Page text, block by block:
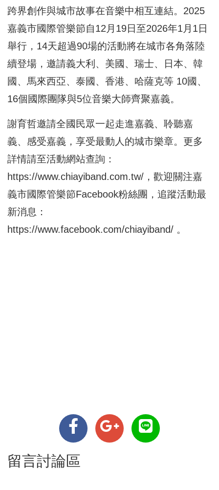
跨界創作與城市故事在音樂中相互連結。2025
嘉義市國際管樂節自12月19日至2026年1月1日
舉行，14天超過90場的活動將在城市各角落陸
續登場，邀請義大利、美國、瑞士、日本、韓
國、馬來西亞、泰國、香港、哈薩克等 10國、
16個國際團隊與5位音樂大師齊聚嘉義。
謝育哲邀請全國民眾一起走進嘉義、聆聽嘉
義、感受嘉義，享受最動人的城市樂章。更多
詳情請至活動網站查詢：
https://www.chiayiband.com.tw/ ，歡迎關注嘉
義市國際管樂節Facebook粉絲團，追蹤活動最
新消息：
https://www.facebook.com/chiayiband/ 。
留言討論區